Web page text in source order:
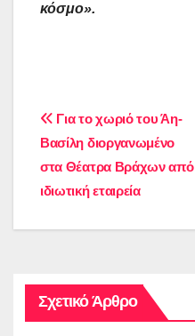
κόσμο».
Πλοήγηση
άρθρων
Για το χωριό του Άη-
Βασίλη διοργανωμένο
στα Θέατρα Βράχων από
ιδιωτική εταιρεία
Σχετικό Άρθρο